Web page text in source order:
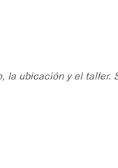
la ubicación y el taller.